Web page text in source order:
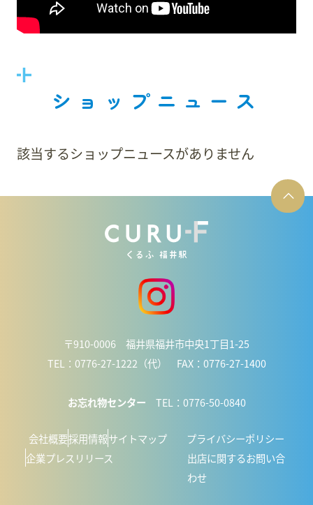
ショップニュース
該当するショップニュースがありません
〒910-0006 福井県福井市中央1丁目1-25
TEL：0776-27-1222（代） FAX：0776-27-1400
お忘れ物センター TEL：0776-50-0840
会社概要採用情報サイトマップ
プライバシーポリシー
企業プレスリリース
出店に関するお問い合
わせ